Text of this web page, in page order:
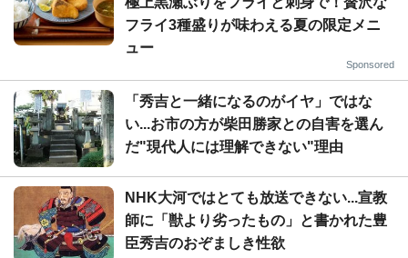
フライ3種盛りが味わえる夏の限定メニ
ュー
Sponsored
「秀吉と一緒になるのがイヤ」ではな
い...お市の方が柴田勝家との自害を選ん
だ"現代人には理解できない"理由
NHK大河ではとても放送できない...宣教
師に「獣より劣ったもの」と書かれた豊
臣秀吉のおぞましき性欲